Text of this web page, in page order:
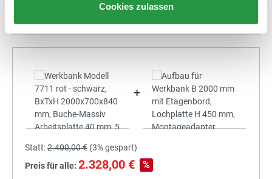
Cookies zulassenIn den Warenkorb
+
Statt:2.400,00 € (3%gespart)
Preis für alle: 2.328,00 € %